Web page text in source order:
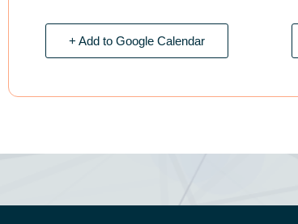
+ Add to Google Calendar